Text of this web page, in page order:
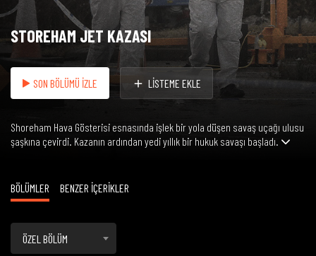
STOREHAM JET KAZASI
SON BÖLÜMÜ İZLE LİSTEME EKLE
Shoreham Hava Gösterisi esnasında işlek bir yola düşen savaş uçağı ulusu
şaşkına çevirdi. Kazanın ardından yedi yıllık bir hukuk savaşı başladı.
BÖLÜMLER BENZER İÇERİKLER
ÖZEL BÖLÜM